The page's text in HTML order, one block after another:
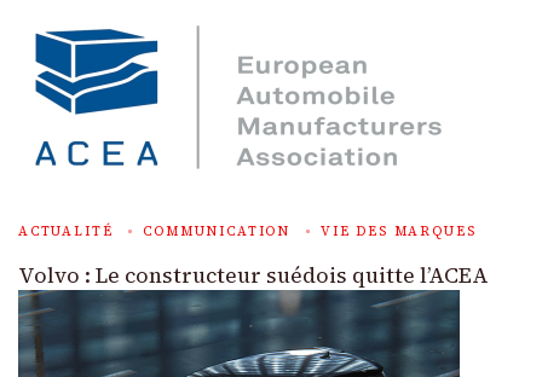
ACTUALITÉ COMMUNICATION VIE DES MARQUES
Volvo : Le constructeur suédois quitte l’ACEA